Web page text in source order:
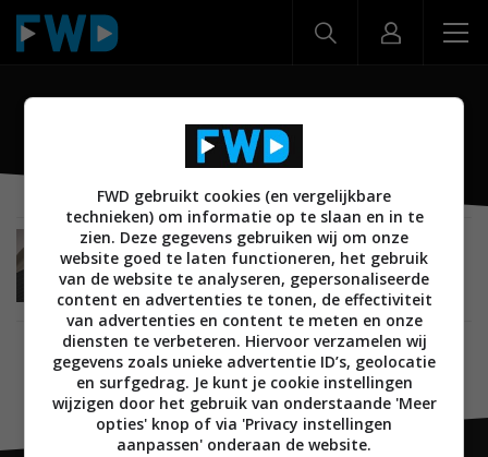
Sphinx
EVENEMENT NIEUWS AUDIO
LUIDSPREKERS
13 APRIL 2026
Sphinx Element 3 – Exclusieve luisterervaring bij
Taste for Audio op 25 april
FWD gebruikt cookies (en vergelijkbare
technieken) om informatie op te slaan en in te
zien. Deze gegevens gebruiken wij om onze
website goed te laten functioneren, het gebruik
van de website te analyseren, gepersonaliseerde
content en advertenties te tonen, de effectiviteit
van advertenties en content te meten en onze
diensten te verbeteren. Hiervoor verzamelen wij
gegevens zoals unieke advertentie ID’s, geolocatie
en surfgedrag. Je kunt je cookie instellingen
wijzigen door het gebruik van onderstaande 'Meer
opties' knop of via 'Privacy instellingen
aanpassen' onderaan de website.